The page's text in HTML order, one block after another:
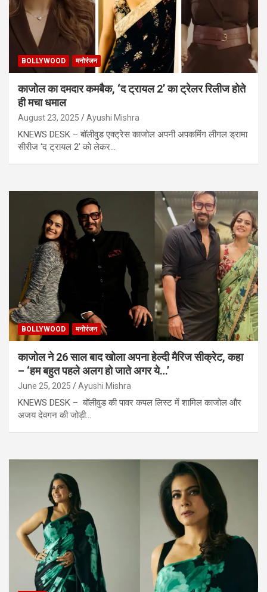
BOLLYWOOD मनोरंजन
काजोल का दमदार कमबैक, ‘द ट्रायल 2’ का ट्रेलर रिलीज होते
ही मचा धमाल
August 23, 2025 Ayushi Mishra
KNEWS DESK – बॉलीवुड एक्ट्रेस काजोल अपनी अपकमिंग लीगल ड्रामा
सीरीज ‘द ट्रायल 2’ को लेकर…
BOLLYWOOD मनोरंजन
काजोल ने 26 साल बाद खोला अपना हेल्दी मैरिज सीक्रेट, कहा
– ‘हम बहुत पहले अलग हो जाते अगर ये…’
June 25, 2025 Ayushi Mishra
KNEWS DESK – बॉलीवुड की पावर कपल लिस्ट में शामिल काजोल और
अजय देवगन की जोड़ी…